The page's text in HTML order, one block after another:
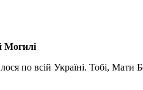
Могилі
по всій Україні. Тобі,